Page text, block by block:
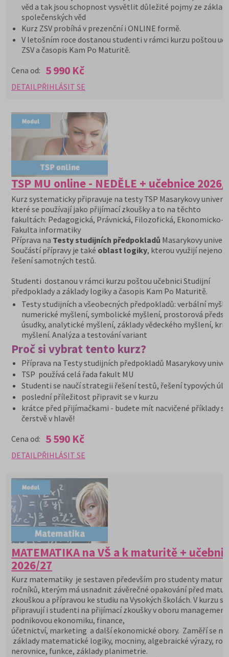
věd a tak jsou schopnost vysvětlit důležité pojmy ze
společenských věd
Kurz ZSV probíhá v prezenční i ONLINE formě.
V letošním roce dostanou studenti v rámci kurzu poštou
ZSV a časopis Kam Po Maturitě.
Cena od: 5 990 Kč
DETAIL PŘIHLÁSIT SE
TSP MU online - NEDĚLE + učebnice 2026/
Kurz systematicky připravuje na testy TSP Masarykovy
které se používají jako přijímací zkoušky a to na těchto
fakultách: Pedagogická, Právnická, Filozofická, Ekonomicko-
Fakulta informatiky
Příprava na Testy studijních předpokladů Masarykovy
Součástí přípravy je také oblast logiky, kterou využijí
řešení samotných testů.
Studenti dostanou v rámci kurzu poštou učebnici Studijní
předpoklady a základy logiky a časopis Kam Po Maturitě.
Testy studijních a všeobecných předpokladů: verbální
numerické myšlení, symbolické myšlení, prostorová
úsudky, analytické myšlení, základy vědeckého myšlení,
myšlení. Analýza a testování variant
Proč si vybrat tento kurz?
Příprava na Testy studijních předpokladů Masarykovy
TSP používá celá řada fakult MU
Studenti se naučí strategii řešení testů, řešení typových
poslední příležitost připravit se v kurzu
krátce před přijímačkami - budete mít nacvičené příklady
čerstvě v hlavě!
Cena od: 5 590 Kč
DETAILPŘIHLÁSIT SE
MATEMATIKA na VŠ a k maturitě +
2026/27
Kurz matematiky je sestaven především pro studenty
ročníků, kterým má usnadnit závěrečné opakování před
zkouškou a přípravou ke studiu na Vysokých školách. V kurzu se
připravují i studenti na přijímací zkoušky v oboru
podnikovou ekonomiku, finance,
účetnictví, marketing a další ekonomické obory. Zaměří se na
základy matematické logiky, mocniny, algebraické výrazy,
nerovnice, funkce, základy planimetrie.